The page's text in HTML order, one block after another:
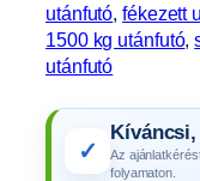
utánfutó , fékezett
1500 kg utánfutó,
utánfutó
✓
Az
folyamaton.